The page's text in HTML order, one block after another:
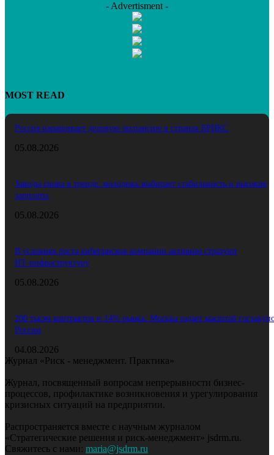
- Advertisment -
MOST READ
Россия наращивает деловую экспансию в странах БРИКС
05.08.2026
Заводы снова в тренде: молодежь выбирает стабильность и высокие
зарплаты
05.08.2026
В условиях роста киберрисков компании активнее страхуют
ИТ‑инфраструктуру
05.08.2026
200 тысяч контрактов и 14% рынка: Москва задает масштаб
России
04.08.2026
Журнал «Риск - менеджмент. Практика»
Журнал, посвященный вопросам непрерывности бизнес-
процессов, профилактике возникновения и урегулирования
кризисных ситуаций на предприятии.
Распространяется вместе с научным журналом
«Стратегические решения и риск-менеджмент» jsdrm.ru.
Свяжитесь с нами: maria@jsdrm.ru